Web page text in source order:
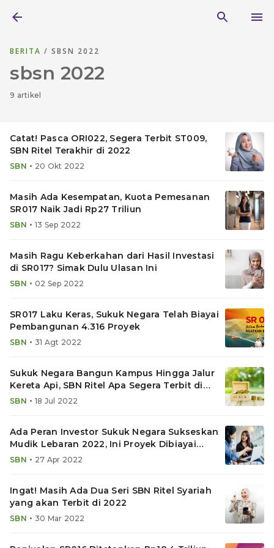
BERITA / SBSN 2022
sbsn 2022
9 artikel
Catat! Pasca ORI022, Segera Terbit ST009,
SBN Ritel Terakhir di 2022
SBN • 20 Okt 2022
Masih Ada Kesempatan, Kuota Pemesanan
SR017 Naik Jadi Rp27 Triliun
SBN • 13 Sep 2022
Masih Ragu Keberkahan dari Hasil Investasi
di SR017? Simak Dulu Ulasan Ini
SBN • 02 Sep 2022
SR017 Laku Keras, Sukuk Negara Telah Biayai
Pembangunan 4.316 Proyek
SBN • 31 Agt 2022
Sukuk Negara Bangun Kampus Hingga Jalur
Kereta Api, SBN Ritel Apa Segera Terbit di
2022?
SBN • 18 Jul 2022
Ada Peran Investor Sukuk Negara Sukseskan
Mudik Lebaran 2022, Ini Proyek Dibiayai
SBSN
SBN • 27 Apr 2022
Ingat! Masih Ada Dua Seri SBN Ritel Syariah
yang akan Terbit di 2022
SBN • 30 Mar 2022